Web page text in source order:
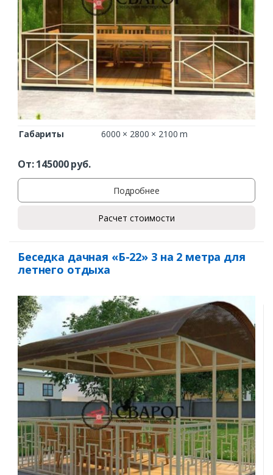
Габариты 6000 × 2800 × 2100 m
От:145000руб.
Подробнее
Расчет стоимости
Беседка дачная «Б-22» 3 на 2 метра для
летнего отдыха